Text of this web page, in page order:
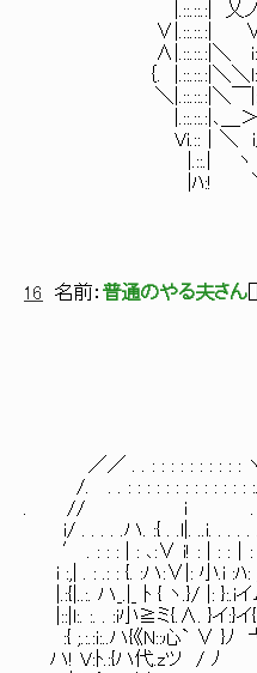
|.::.::.:| 乂ノ} ::
∨|.::.::.:| ∨/＼
∧|.::.::.:|＼ i:|＼_
｛. |.::.::.:|＼＼l:|
＼|.::.::.:|＼￣|:|ｰ=
|.::.::.:|､＿＞|￣
Vi.::│＼ i八￣}::::::{
|.::.| ヽ
|ﾊ:! ＼ 〈
16 名前： 普通のやる夫さん
／／ . . : : : : : : : : : : ヽ,
/. . . : : : : : : : : : : : : :
. // i . . i ミ: .
i/ . . . . .ハ. :{ . .l|. ..i. . . .
′ . : : : | : ､:∨ i! : | : :｜
i :,| . : .: : {. :ハ:∨|:
|.:{|..:. ハ_.|_ ﾄ { ヽ.}/ |: }:.i
|::|l:. :. . :i小≧ミ{.∧. }イ
:{ ;.:.:i:..ハ{《N::心` ∨ }ﾉ
ハ! V:ﾄ.:{ハ代.zツ /